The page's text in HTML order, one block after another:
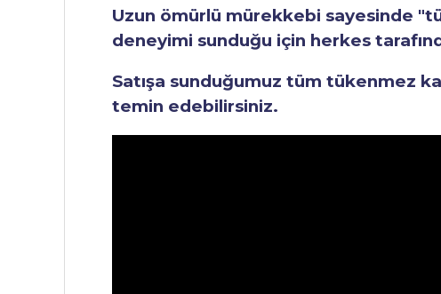
Uzun ömürlü mürekkebi sayesinde
deneyimi sunduğu için herkes
Satışa sunduğumuz tüm tükenmez
temin edebilirsiniz.